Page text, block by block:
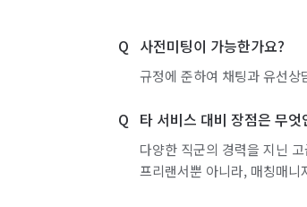
사전미팅이 가능한가요?
규정에 준하여 채팅과 유선
타 서비스 대비 장점은 무엇
다양한 직군의 경력을 지닌
프리랜서뿐 아니라, 매칭매